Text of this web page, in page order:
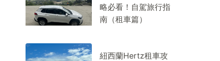
略必看！自駕旅行指
南（租車篇）
紐西蘭Hertz租車攻